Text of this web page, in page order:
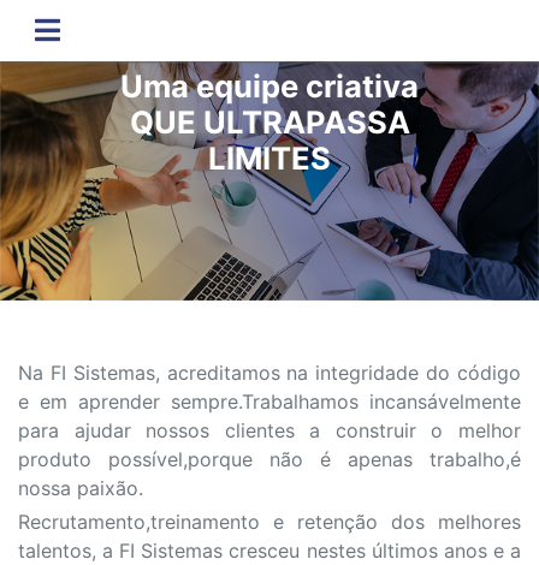
Uma equipe criativa
QUE ULTRAPASSA
LIMITES
Na FI Sistemas, acreditamos na integridade do código
e em aprender sempre.Trabalhamos incansávelmente
para ajudarnossos clientes a construir o melhor
produto possível,porque não é apenas trabalho,é
nossa paixão.
Recrutamento,treinamento e retenção dos melhores
talentos, a FI Sistemas cresceu nestes últimos anos e a